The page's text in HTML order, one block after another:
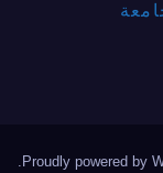
Proudly powered by
.